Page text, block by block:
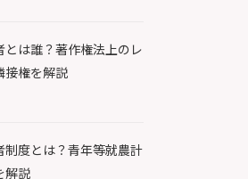
とは誰？著作権法上のレ
接権を解説
制度とは？青年等就農計
解説